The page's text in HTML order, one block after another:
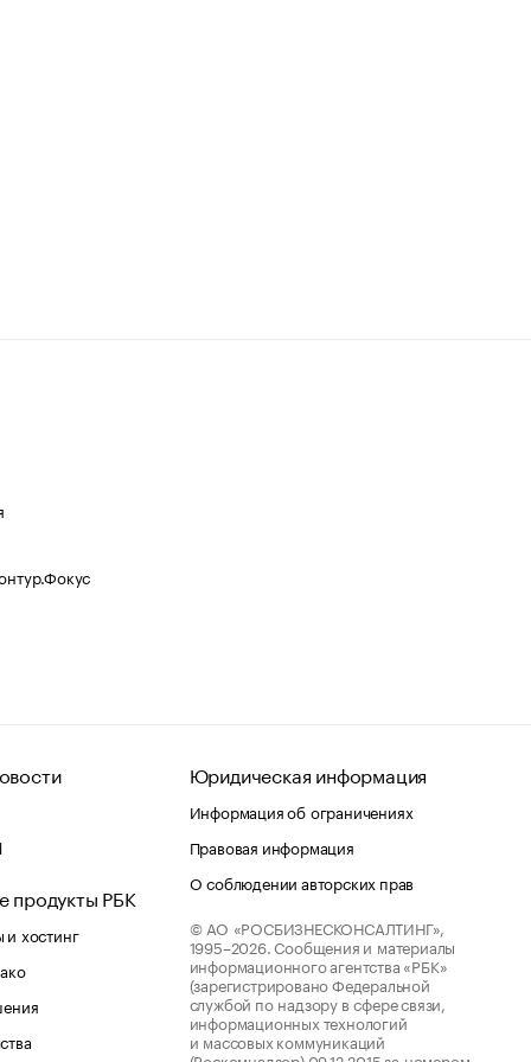
продукты РБК
хостинг
Юридическая информация
Информация об ограничениях
Правовая информация
О соблюдении авторских прав
© АО «РОСБИЗНЕСКОНСАЛТИНГ»,
1995–2026. Сообщения и материалы
информационного агентства «РБК»
(зарегистрировано Федеральной
службой по надзору в сфере связи,
информационных технологий
и массовых коммуникаций